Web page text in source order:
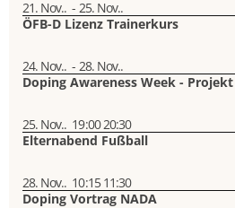
21. Nov.. - 25. Nov..
ÖFB-D Lizenz Trainerkurs
24. Nov.. - 28. Nov..
Doping Awareness Week -
25. Nov.. 19:0020:30
Elternabend Fußball
28. Nov.. 10:1511:30
Doping Vortrag NADA